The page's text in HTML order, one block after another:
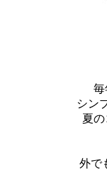
毎
シン
夏
外で